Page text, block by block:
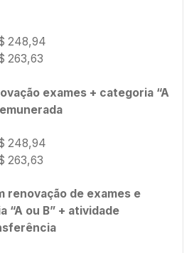
248,94
263,63
exames + categoria “A
248,94
263,63
renovação de exames e
“A ou B” + atividade